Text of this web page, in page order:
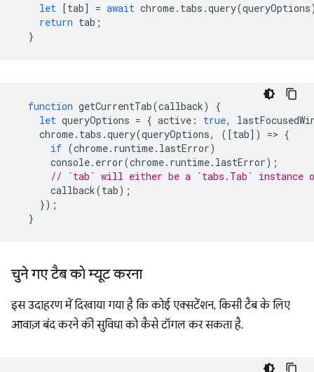
let [tab] = await chrome. tabs .query(queryOptions
return tab ;
}
function getCurrentTab(callback)
{
let queryOptions = { active : true,
chrome. tabs .query(queryOptions, ([tab]) => {
if (chrome. runtime. lastError)
console. error(chrome. runtime. lastError);
// `tab` will either be a `tabs.Tab` instance
callback(tab);
});
}
चुने गए टैब को म्यूट करना
इस उदाहरण में दिखाया गया है कि कोई एक्सटेंशन, किसी टैब के लिए
आवाज़ बंद करने की सुविधा को कैसे टॉगल कर सकता है.